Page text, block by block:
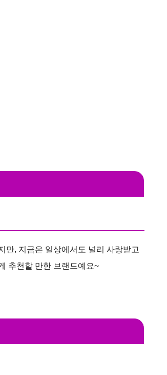
만, 지금은 일상에서도 널리 사랑받고
추천할 만한 브랜드예요~